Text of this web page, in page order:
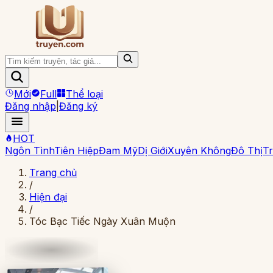
Mới Full
Thể loại
Đăng nhập Đăng ký
HOT
Ngôn TìnhTiên HiệpĐam MỹDị GiớiXuyên KhôngĐô Thị
Trang chủ
/
Hiện đại
/
Tóc Bạc Tiếc Ngày Xuân Muộn